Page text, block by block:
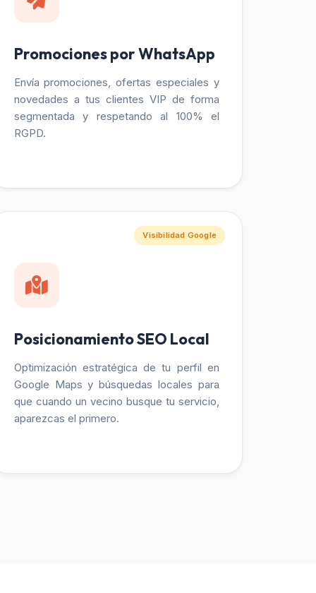
Promociones por WhatsApp
Envía promociones, ofertas especiales y
novedades a tus clientes VIP de forma
segmentada y respetando al 100% el
RGPD.
Visibilidad Google
Posicionamiento SEO Local
Optimización estratégica de tu perfil en
Google Maps y búsquedas locales para
que cuando un vecino busque tu servicio,
aparezcas el primero.